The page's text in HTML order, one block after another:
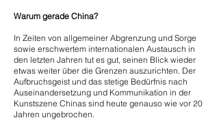
Warum gerade China?
In Zeiten von allgemeiner Abgrenzung und Sorge
sowie erschwertem internationalen Austausch in
den letzten Jahren tut es gut, seinen Blick wieder
etwas weiter über die Grenzen auszurichten. Der
Aufbruchsgeist und das stetige Bedürfnis nach
Auseinandersetzung und Kommunikation in der
Kunstszene Chinas sind heute genauso wie vor 20
Jahren ungebrochen.